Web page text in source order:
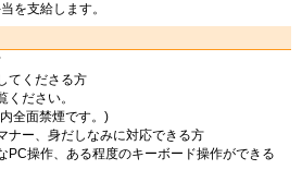
を支給します。
てくださる方
ださい。
全面禁煙です。)
ー、身だしなみに対応できる方
操作、ある程度のキーボード操作ができる